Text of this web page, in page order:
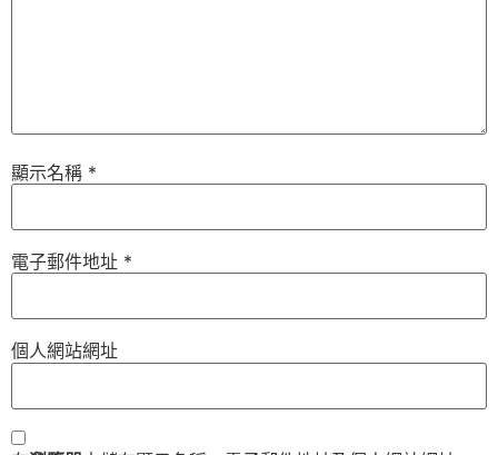
顯示名稱 *
電子郵件地址 *
個人網站網址